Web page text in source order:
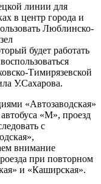
линии для
в центр города и
Люблинско-
будет работать
Тимирязевской
У.Сахарова.
«Автозаводская»
«М», проезд
с
внимание
при повторном
и «Каширская».